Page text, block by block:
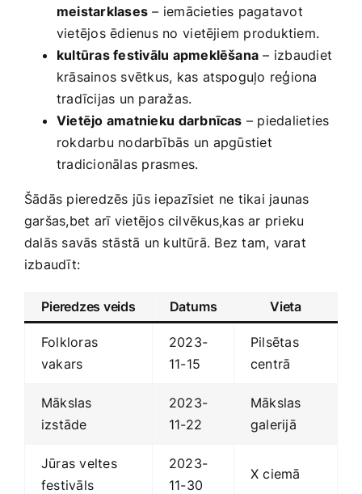
meistarklases – ‌iemācieties pagatavot
vietējos ēdienus ​no ⁤vietējiem produktiem.
kultūras festivālu apmeklēšana – izbaudiet
krāsainos ‍svētkus, kas atspoguļo reģiona
tradīcijas un paražas.
Vietējo amatnieku⁢ darbnīcas – piedalieties
rokdarbu nodarbībās un ⁤apgūstiet
tradicionālas prasmes.
Šādās pieredzēs ⁣jūs⁣ iepazīsiet ne tikai jaunas‌
garšas,bet arī⁤ vietējos cilvēkus,kas ‍ar prieku
‍dalās savās stāstā un kultūrā. Bez tam, varat
izbaudīt:
Pieredzes veids Datums Vieta
Folkloras
vakars
2023-
11-15
Pilsētas
centrā
Mākslas
izstāde
2023-
11-22
Mākslas
galerijā
Jūras veltes
festivāls
2023-
11-30
X ciemā